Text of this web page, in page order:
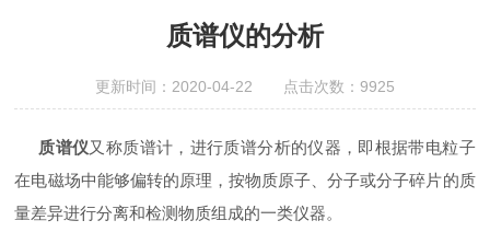
质谱仪的分析
更新时间：2020-04-22 点击次数：9925
质谱仪又称质谱计，进行质谱分析的仪器，即根据带电粒子
在电磁场中能够偏转的原理，按物质原子、分子或分子碎片的质
量差异进行分离和检测物质组成的一类仪器。